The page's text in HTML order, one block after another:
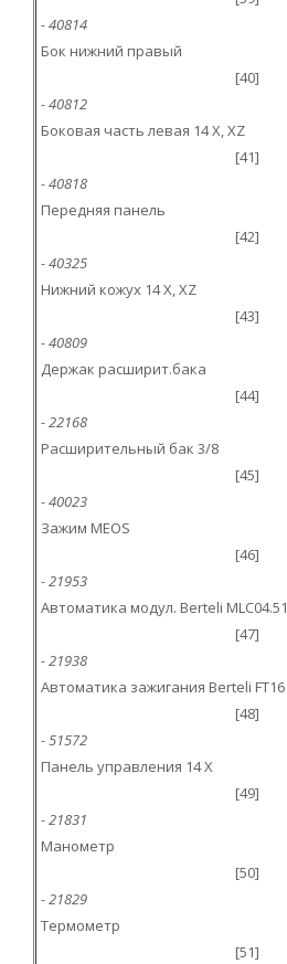
- 40814
Бок нижний правый
[40]
- 40812
Боковая часть левая 14 X, XZ
[41]
- 40818
Передняя панель
[42]
- 40325
Нижний кожух 14 X, XZ
[43]
- 40809
Держак расширит.бака
[44]
- 22168
Расширительный бак 3/8
[45]
- 40023
Зажим MEOS
[46]
- 21953
Автоматика модул. Berteli MLC04.51
[47]
- 21938
Автоматика зажигания Berteli FT16
[48]
- 51572
Панель управления 14 X
[49]
- 21831
Манометр
[50]
- 21829
Термометр
[51]